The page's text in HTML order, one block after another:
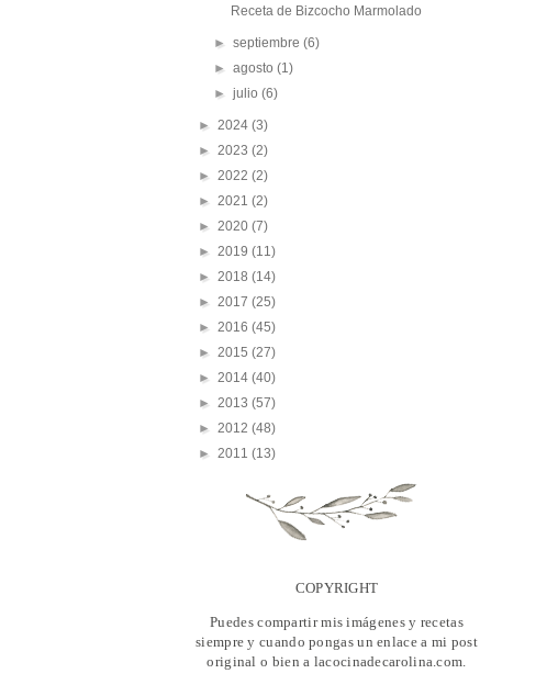
Receta de Bizcocho Marmolado
►septiembre(6)
►agosto(1)
►julio(6)
► 2024 (3)
► 2023 (2)
► 2022 (2)
► 2021 (2)
► 2020 (7)
► 2019 (11)
► 2018 (14)
► 2017 (25)
► 2016 (45)
► 2015 (27)
► 2014 (40)
► 2013 (57)
► 2012 (48)
► 2011 (13)
COPYRIGHT
Puedes compartir mis imágenes y recetas
siempre y cuando pongas un enlace a mi post
original o bien a lacocinadecarolina.com.